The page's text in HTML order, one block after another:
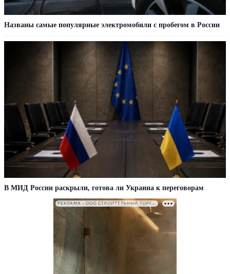
Названы самые популярные электромобили с пробегом в России
В МИД России раскрыли, готова ли Украина к переговорам
РЕКЛАМА • ООО СТРОИТЕЛЬНЫЙ ТОРГОВЫЙ ДОМ «ПЕТРОВИЧ». ИНН: 7802348846